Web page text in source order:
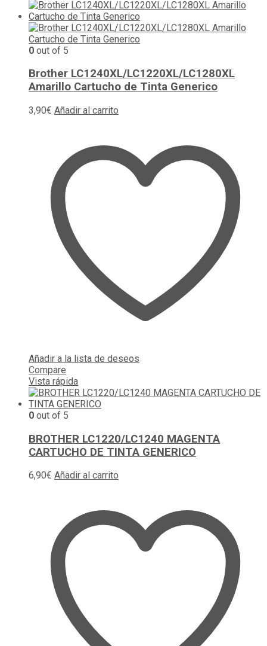
0 out of 5
Brother LC1240XL/LC1220XL/LC1280XL
Amarillo Cartucho de Tinta Generico
3,90€ Añadir al carrito
Añadir a la lista de deseos
Compare
Vista rápida
0 out of 5
BROTHER LC1220/LC1240 MAGENTA
CARTUCHO DE TINTA GENERICO
6,90€ Añadir al carrito